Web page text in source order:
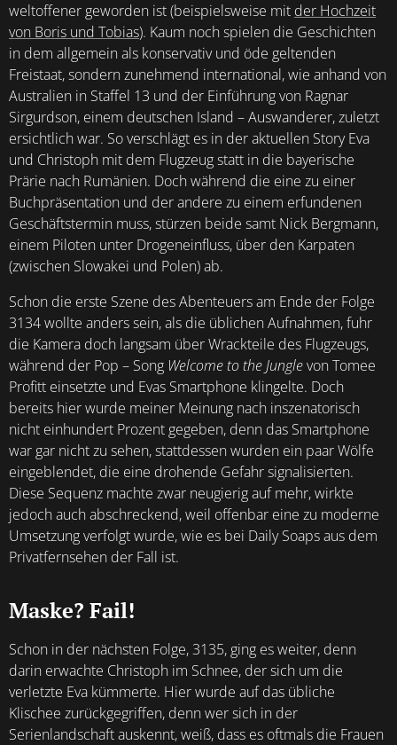
weltoffener geworden ist (beispielsweise mit der Hochzeit
von Boris und Tobias). Kaum noch spielen die Geschichten
in dem allgemein als konservativ und öde geltenden
Freistaat, sondern zunehmend international, wie anhand von
Australien in Staffel 13 und der Einführung von Ragnar
Sirgurdson, einem deutschen Island – Auswanderer, zuletzt
ersichtlich war. So verschlägt es in der aktuellen Story Eva
und Christoph mit dem Flugzeug statt in die bayerische
Prärie nach Rumänien. Doch während die eine zu einer
Buchpräsentation und der andere zu einem erfundenen
Geschäftstermin muss, stürzen beide samt Nick Bergmann,
einem Piloten unter Drogeneinfluss, über den Karpaten
(zwischen Slowakei und Polen) ab.
Schon die erste Szene des Abenteuers am Ende der Folge
3134 wollte anders sein, als die üblichen Aufnahmen, fuhr
die Kamera doch langsam über Wrackteile des Flugzeugs,
während der Pop – Song Welcome to the Junglevon Tomee
Profitt einsetzte und Evas Smartphone klingelte. Doch
bereits hier wurde meiner Meinung nach inszenatorisch
nicht einhundert Prozent gegeben, denn das Smartphone
war gar nicht zu sehen, stattdessen wurden ein paar Wölfe
eingeblendet, die eine drohende Gefahr signalisierten.
Diese Sequenz machte zwar neugierig auf mehr, wirkte
jedoch auch abschreckend, weil offenbar eine zu moderne
Umsetzung verfolgt wurde, wie es bei Daily Soaps aus dem
Privatfernsehen der Fall ist.
Maske? Fail!
Schon in der nächsten Folge, 3135, ging es weiter, denn
darin erwachte Christoph im Schnee, der sich um die
verletzte Eva kümmerte. Hier wurde auf das übliche
Klischee zurückgegriffen, denn wer sich in der
Serienlandschaft auskennt, weiß, dass es oftmals die Frauen